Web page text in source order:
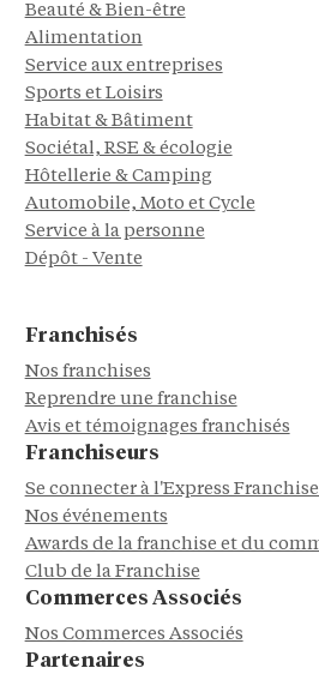
Beauté & Bien-être
Alimentation
Service aux entreprises
Sports et Loisirs
Habitat & Bâtiment
Sociétal, RSE & écologie
Hôtellerie & Camping
Automobile, Moto et Cycle
Service à la personne
Dépôt - Vente
Franchisés
Nos franchises
Reprendre une franchise
Avis et témoignages franchisés
Franchiseurs
Se connecter à l'Express
Nos événements
Awards de la franchise et du
Club de la Franchise
Commerces Associés
Nos Commerces Associés
Partenaires